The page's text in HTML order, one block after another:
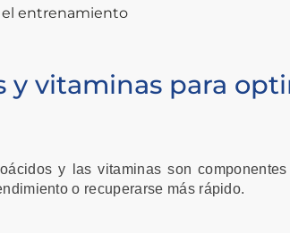
y vitaminas para
y las vitaminas son
o recuperarse más rápido.